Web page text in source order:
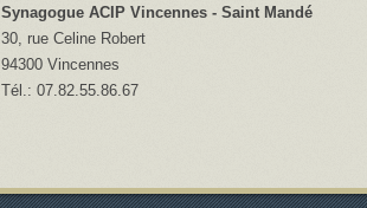
Synagogue ACIP Vincennes - Saint Mandé
30, rue Celine Robert
94300 Vincennes
Tél.: 07.82.55.86.67